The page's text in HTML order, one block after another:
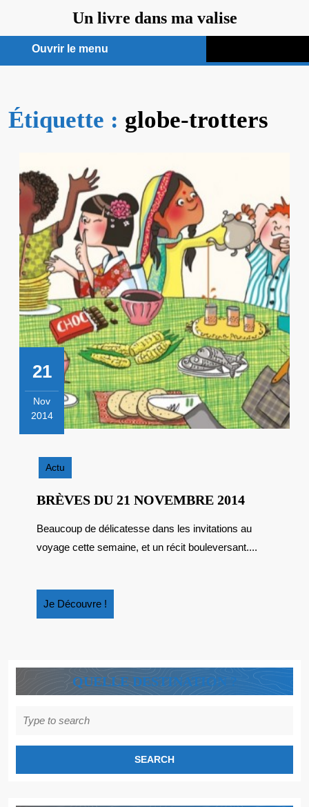
contenu
Un livre dans ma valise
Ouvrir le menu
menu
Étiquette : globe-trotters
21
Nov
2014
2014
Actu
BRÈVES DU 21 NOVEMBRE 2014BRÈVES
21
Beaucoup de délicatesse dans les invitations au
voyage cette semaine, et un récit bouleversant....
Je Découvre !
Découvre
QUELLE DESTINATION ?
for: